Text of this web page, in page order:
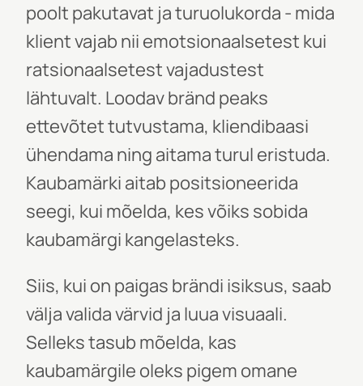
poolt pakutavat ja turuolukorda - mida
klient vajab nii emotsionaalsetest kui
ratsionaalsetest vajadustest
lähtuvalt. Loodav bränd peaks
ettevõtet tutvustama, kliendibaasi
ühendama ning aitama turul eristuda.
Kaubamärki aitab positsioneerida
seegi, kui mõelda, kes võiks sobida
kaubamärgi kangelasteks.
Siis, kui on paigas brändi isiksus, saab
välja valida värvid ja luua visuaali.
Selleks tasub mõelda, kas
kaubamärgile oleks pigem omane